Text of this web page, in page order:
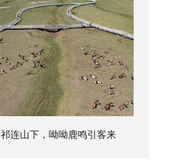
祁连山下，呦呦鹿鸣引客来